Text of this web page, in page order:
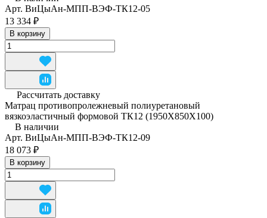
Арт. ВиЦыАн-МПП-ВЭФ-ТК12-05
13 334 ₽
В корзину
Рассчитать доставку
Матрац противопролежневый полиуретановый
вязкоэластичный формовой ТК12 (1950Х850Х100)
В наличии
Арт. ВиЦыАн-МПП-ВЭФ-ТК12-09
18 073 ₽
В корзину